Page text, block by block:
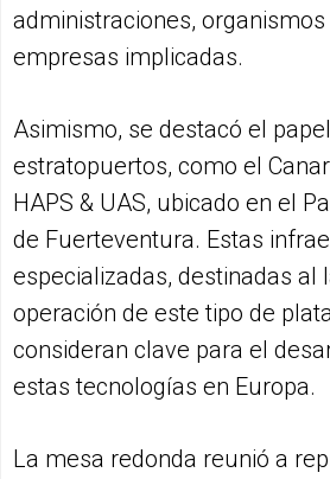
administraciones,
empresas implicadas.
Asimismo, se destacó el
estratopuertos, como el
HAPS & UAS, ubicado en el
de Fuerteventura. Estas
especializadas, destinadas al
operación de este tipo de
consideran clave para el
estas tecnologías en Europa.
La mesa redonda reunió a